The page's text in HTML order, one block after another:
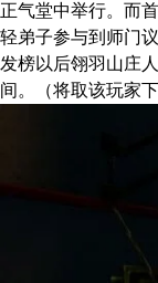
正气堂中举行。而
轻弟子参与到师门
发榜以后翎羽山庄
间。（将取该玩家